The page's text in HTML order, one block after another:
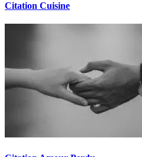
Citation Cuisine